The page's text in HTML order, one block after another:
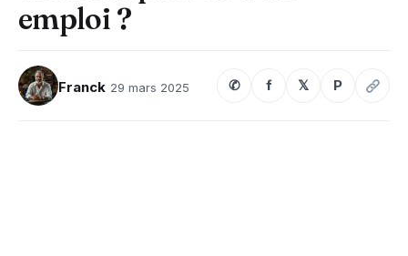
emploi ?
Franck 29 mars 2025 ✆ f 𝕏 P